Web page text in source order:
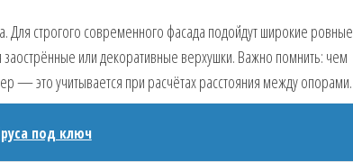
Для строгого современного фасада подойдут широкие ровные
или декоративные верхушки. Важно помнить: чем
— это учитывается при расчётах расстояния между опорами.
под ключ